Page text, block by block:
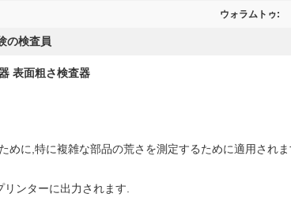
ウォラムトゥ:
の検査員
表面粗さ検査器
めに,特に複雑な部品の荒さを測定するために適用され
ンターに出力されます.